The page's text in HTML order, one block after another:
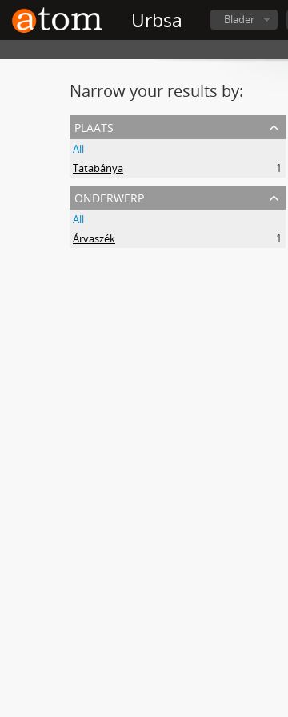
Urbsa Blader
Narrow your results by:
plaats
All
Tatabánya
1
onderwerp
All
Árvaszék
1